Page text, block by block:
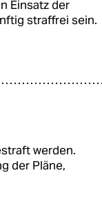
Einsatz der
straffrei sein.
werden.
der Pläne,